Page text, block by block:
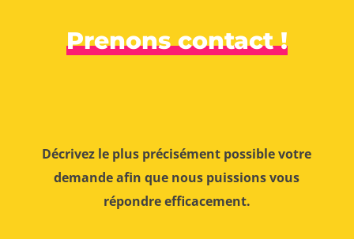
Prenons contact !
Décrivez le plus précisément possible votre
demande afin que nous puissions vous
répondre efficacement.